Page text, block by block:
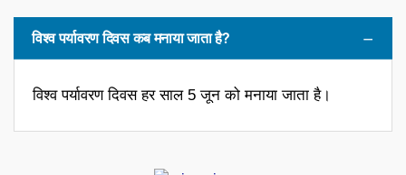
विश्व पर्यावरण दिवस कब मनाया जाता है?
विश्व पर्यावरण दिवस हर साल 5 जून को मनाया जाता है।